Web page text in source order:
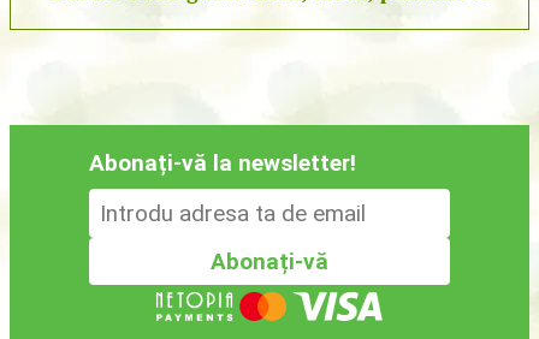
Abonați-vă la newsletter!